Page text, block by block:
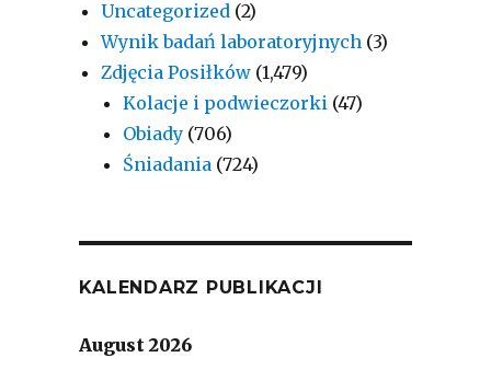
Uncategorized (2)
Wynik badań laboratoryjnych (3)
Zdjęcia Posiłków (1,479)
Kolacje i podwieczorki (47)
Obiady (706)
Śniadania (724)
KALENDARZ PUBLIKACJI
August 2026